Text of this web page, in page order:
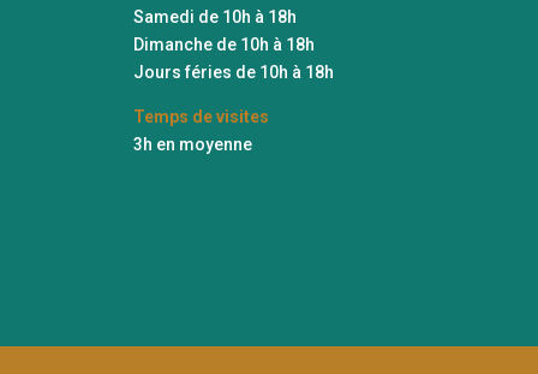
Samedi de 10h à 18h
Dimanche de 10h à 18h
Jours féries de 10h à 18h
Temps de visites
3h en moyenne